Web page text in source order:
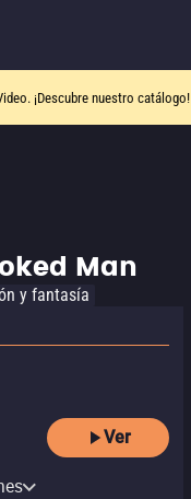
¡Descubre nuestro catálogo!
Man
y fantasía
Ver